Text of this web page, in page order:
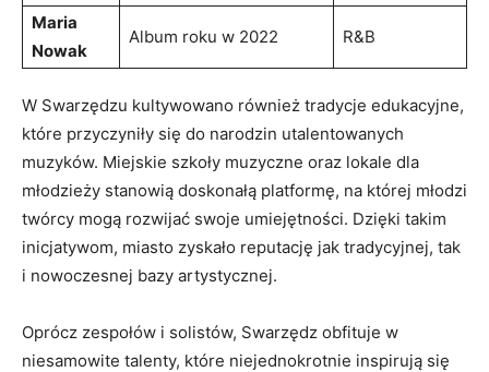
Maria
Nowak
Album roku w 2022 R&B
W Swarzędzu kultywowano również tradycje edukacyjne,
które przyczyniły się do narodzin utalentowanych
muzyków. Miejskie szkoły muzyczne oraz lokale dla
młodzieży stanowią doskonałą platformę, na której młodzi
twórcy mogą rozwijać swoje umiejętności. Dzięki takim
inicjatywom, miasto zyskało reputację jak tradycyjnej, tak
i nowoczesnej bazy artystycznej.
Oprócz zespołów i solistów, Swarzędz obfituje w
niesamowite talenty, które niejednokrotnie inspirują się